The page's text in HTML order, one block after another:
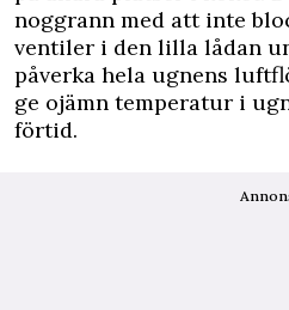
noggrann med att inte
ventiler i den lilla lådan
påverka hela ugnens
ge ojämn temperatur i
förtid.